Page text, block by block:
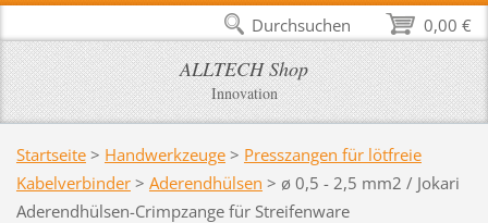
ALLTECH Shop
Innovation
Startseite > Handwerkzeuge > Presszangen für lötfreie
Kabelverbinder > Aderendhülsen > ø 0,5 - 2,5 mm2 / Jokari
Aderendhülsen-Crimpzange für Streifenware
0,00 €
Durchsuchen